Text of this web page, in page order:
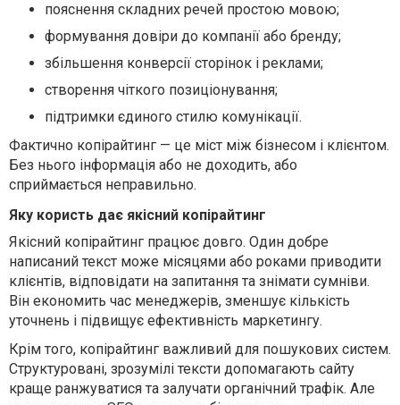
пояснення складних речей простою мовою;
формування довіри до компанії або бренду;
збільшення конверсії сторінок і реклами;
створення чіткого позиціонування;
підтримки єдиного стилю комунікації.
Фактично копірайтинг — це міст між бізнесом і клієнтом.
Без нього інформація або не доходить, або
сприймається неправильно.
Яку користь дає якісний копірайтинг
Якісний копірайтинг працює довго. Один добре
написаний текст може місяцями або роками приводити
клієнтів, відповідати на запитання та знімати сумніви.
Він економить час менеджерів, зменшує кількість
уточнень і підвищує ефективність маркетингу.
Крім того, копірайтинг важливий для пошукових систем.
Структуровані, зрозумілі тексти допомагають сайту
краще ранжуватися та залучати органічний трафік. Але